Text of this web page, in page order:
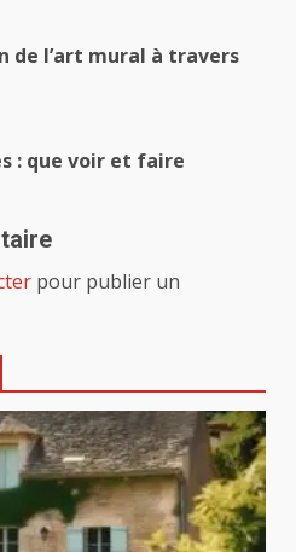
de l’art mural à travers
: que voir et faire
pour publier un